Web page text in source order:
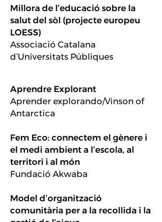
Millora de l’educació sobre la
salut del sòl (projecte europeu
LOESS)
Associació Catalana
d’Universitats Públiques
Aprendre Explorant
Aprender explorando/Vinson of
Antarctica
Fem Eco: connectem el gènere i
el medi ambient a l’escola, al
territori i al món
Fundació Akwaba
Model d’organització
comunitària per a la recollida i la